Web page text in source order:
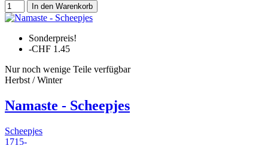
In den Warenkorb
Sonderpreis!
-CHF 1.45
Nur noch wenige Teile verfügbar
Herbst / Winter
Namaste - Scheepjes
Scheepjes
1715-